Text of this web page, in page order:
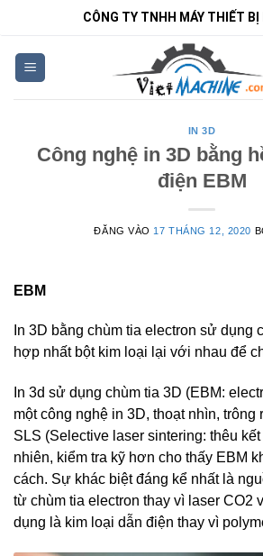
nội
dung
CÔNG TY TNHH MÁY THIẾT BỊ
IN 3D
Công nghệ in 3D bằng
điện EBM
ĐĂNG VÀO 17 THÁNG 12, 2020
EBM
In 3D bằng chùm tia electron sử dụng
hợp nhất bột kim loại lại với nhau để
In 3d sử dụng chùm tia 3D (EBM:
một công nghệ in 3D, thoạt nhìn, trông
SLS (Selective laser sintering: thêu
nhiên, kiểm tra kỹ hơn cho thấy EBM
cách. Sự khác biệt đáng kể nhất là
từ chùm tia electron thay vì laser CO2
dụng là kim loại dẫn điện thay vì